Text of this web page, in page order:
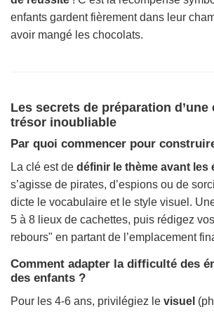
enfants gardent fièrement dans leur
avoir mangé les chocolats.
Les secrets de préparation d’une
trésor inoubliable
Par quoi commencer pour
La clé est de définir le thème avant les
s’agisse de pirates, d’espions ou de
dicte le vocabulaire et le style visuel.
5 à 8 lieux de cachettes, puis rédigez
rebours" en partant de l’emplacement
Comment adapter la difficulté des
des enfants ?
Pour les 4-6 ans, privilégiez le visuel